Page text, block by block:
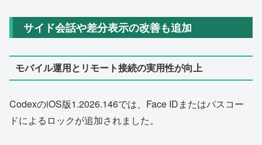
サイド会話や差分表示の改善も追加
モバイル運用とリモート接続の実用性が向上
CodexのiOS版1.2026.146では、Face IDまたはパスコー
ドによるロックが追加されました。